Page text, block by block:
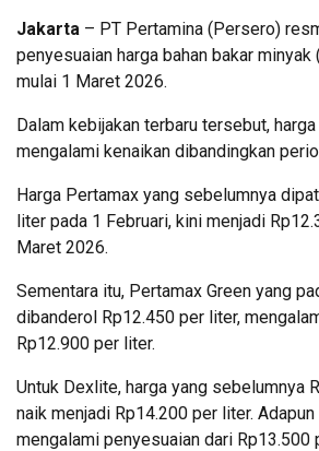
Jakarta – PT Pertamina (Persero)
penyesuaian harga bahan bakar
mulai 1 Maret 2026.
Dalam kebijakan terbaru tersebut,
mengalami kenaikan dibandingkan
Harga Pertamax yang sebelumnya
liter pada 1 Februari, kini menjadi
Maret 2026.
Sementara itu, Pertamax Green yang
dibanderol Rp12.450 per liter,
Rp12.900 per liter.
Untuk Dexlite, harga yang sebelumnya
naik menjadi Rp14.200 per liter.
mengalami penyesuaian dari Rp13.500